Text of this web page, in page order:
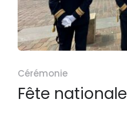
Cérémonie
Fête nationale